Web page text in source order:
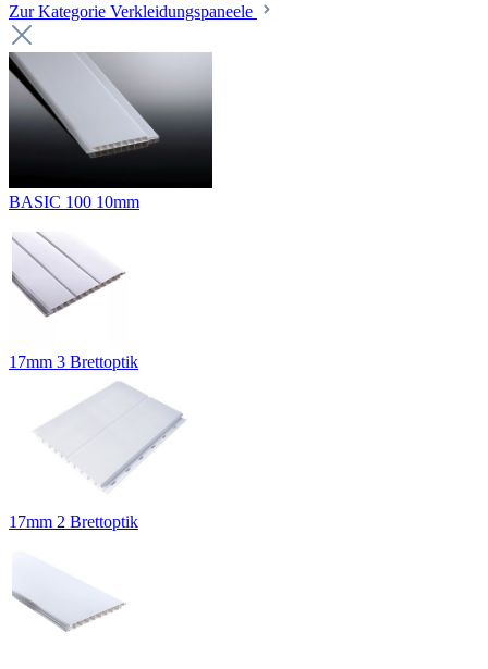
Zur Kategorie Verkleidungspaneele
BASIC 100 10mm
17mm 3 Brettoptik
17mm 2 Brettoptik